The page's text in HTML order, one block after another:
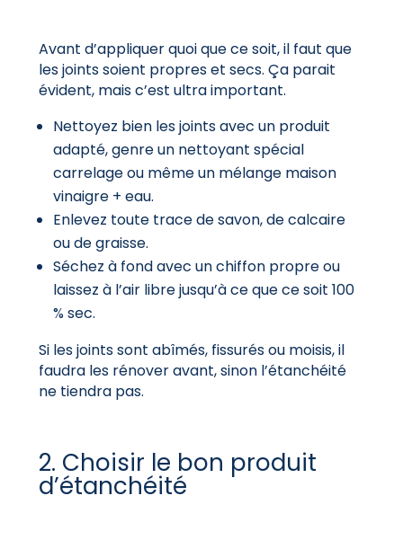
Avant d’appliquer quoi que ce soit, il faut que
les joints soient propres et secs. Ça parait
évident, mais c’est ultra important.
Nettoyez bien les joints avec un produit
adapté, genre un nettoyant spécial
carrelage ou même un mélange maison
vinaigre + eau.
Enlevez toute trace de savon, de calcaire
ou de graisse.
Séchez à fond avec un chiffon propre ou
laissez à l’air libre jusqu’à ce que ce soit 100
% sec.
Si les joints sont abîmés, fissurés ou moisis, il
faudra les rénover avant, sinon l’étanchéité
ne tiendra pas.
2. Choisir le bon produit
d’étanchéité